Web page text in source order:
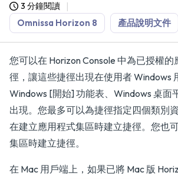
3 分鐘閱讀
Omnissa Horizon 8 產品說明文件
您可以在 Horizon Console 中為已授權
徑，讓這些捷徑出現在使用者 Windows
Windows [開始] 功能表、Windows 桌面
出現。您最多可以為捷徑指定四個類別
在建立應用程式集區時建立捷徑。您也
集區時建立捷徑。
在 Mac 用戶端上，如果已將 Mac 版